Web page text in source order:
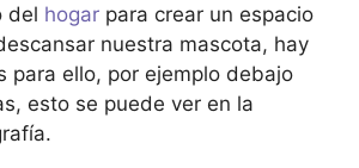
del hogar para crear un espacio
nuestra mascota, hay
para ello, por ejemplo debajo
esto se puede ver en la